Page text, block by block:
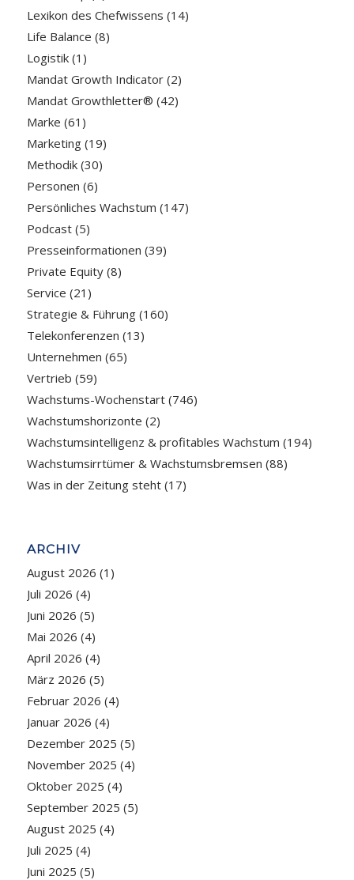
Lexikon des Chefwissens (14)
Life Balance (8)
Logistik(1)
Mandat Growth Indicator(2)
Mandat Growthletter® (42)
Marke (61)
Marketing(19)
Methodik(30)
Personen (6)
Persönliches Wachstum (147)
Podcast(5)
Presseinformationen (39)
Private Equity(8)
Service (21)
Strategie & Führung(160)
Telekonferenzen (13)
Unternehmen (65)
Vertrieb (59)
Wachstums-Wochenstart(746)
Wachstumshorizonte (2)
Wachstumsintelligenz & profitables Wachstum (194)
Wachstumsirrtümer & Wachstumsbremsen (88)
Was in der Zeitung steht(17)
ARCHIV
August 2026 (1)
Juli 2026 (4)
Juni 2026 (5)
Mai 2026 (4)
April 2026 (4)
März 2026 (5)
Februar 2026 (4)
Januar 2026 (4)
Dezember 2025 (5)
November 2025 (4)
Oktober 2025 (4)
September 2025 (5)
August 2025 (4)
Juli 2025 (4)
Juni 2025 (5)